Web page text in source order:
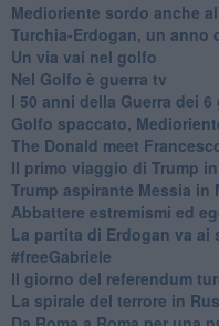
Medioriente sordo anche
Turchia-Erdogan, un anno
Un via vai nel golfo
Nel Golfo è guerra tv
I 50 anni della Guerra dei 6
Golfo spaccato,
The Donald meet
Il primo viaggio di Trump
Trump aspirante Messia in
Abbattere estremismi ed
La partita di Erdogan va ai
#freeGabriele
Il giorno del referendum
La spirale del terrore in